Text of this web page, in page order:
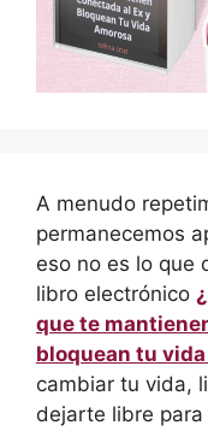
A menudo
permanecemos
eso no es lo que
libro electrónico
que te
bloquean tu
cambiar tu vida,
dejarte libre para